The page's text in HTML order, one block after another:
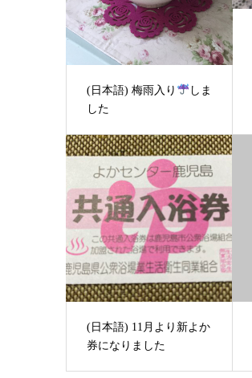
(日本語) 梅雨入り
しま
した
(日本語) 11月より新よか
券になりました